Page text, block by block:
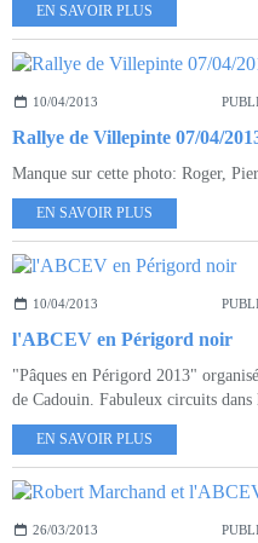
EN SAVOIR PLUS
10/04/2013
Rallye de Villepinte 07/04/
Manque sur cette photo: Roger,
EN SAVOIR PLUS
10/04/2013
l'ABCEV en Périgord noir
"Pâques en Périgord 2013"
de Cadouin. Fabuleux circuits dans
EN SAVOIR PLUS
26/03/2013